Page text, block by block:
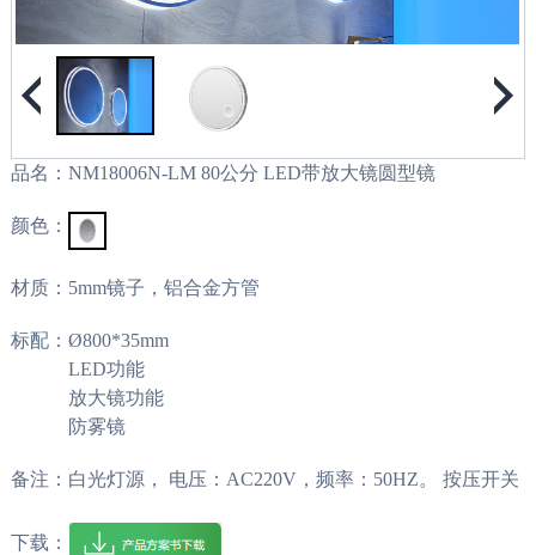
品名： NM18006N-LM 80公分 LED带放大镜圆型镜
颜色：
材质： 5mm镜子，铝合金方管
标配： Ø800*35mm
LED功能
放大镜功能
防雾镜
备注：白光灯源， 电压：AC220V，频率：50HZ。 按压开关
下载：